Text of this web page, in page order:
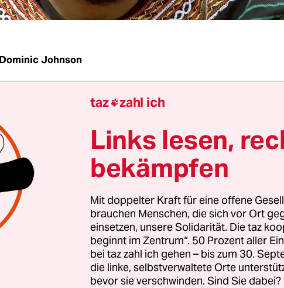
Dominic Johnson
den Schriftstellern, die immer den Mut und den
Blick bewahren. Als Patrice Nganang für die taz
gegen Liberias Exdiktator Charles
schrieb er von der
„Eleganz des Bösen“
Angeklagten treffend als „Narziss“, der den
ihn für eine Inszenierung hält: „Ganz gewiss
lange im Spiegel, nachdem er sich parfümiert
Patrice Nganang einen Monat in seinem
Kamerun, das sich nach mehrmonatigen
Landesteil auf dem Weg in den Bürgerkrieg
taz zahl ich
Links lesen,
bekämpfen
Mit doppelter Kraft für eine offene
brauchen Menschen, die sich vor Ort
einsetzen, unsere Solidarität. Die taz
beginnt im Zentrum“. 50 Prozent aller
bei taz zahl ich gehen – bis zum 30.
die linke, selbstverwaltete Orte
bevor sie verschwinden. Sind Sie dabei?